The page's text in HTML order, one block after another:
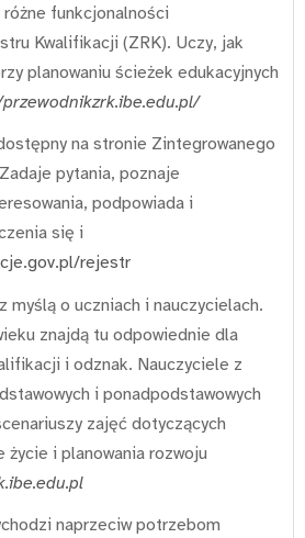
funkcjonalności
Kwalifikacji (ZRK). Uczy, jak
planowaniu ścieżek edukacyjnych
na stronie Zintegrowanego
pytania, poznaje
podpowiada i
się i
rejestr
myślą o uczniach i nauczycielach.
znajdą tu odpowiednie dla
i odznak. Nauczyciele z
i ponadpodstawowych
zajęć dotyczących
życie i planowania rozwoju
naprzeciw potrzebom